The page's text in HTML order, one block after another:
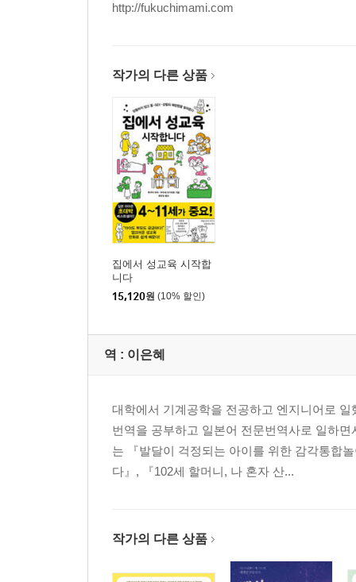
http://fukuchimami.com
작가의 다른 상품
집에서 성교육 시작합
니다
15,120원 (10% 할인)
역 : 이은혜
대학에서 기계공학을 전공하고 엔지니어로
번역을 공부하고 일본어 전문번역사로 일하
는 『발달이 걱정되는 아이를 위한 감각통합
다』, 『102세 할머니, 나 혼자 산...
작가의 다른 상품